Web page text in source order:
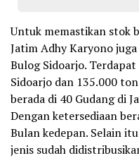
Untuk memastikan stok
Jatim Adhy Karyono
Bulog Sidoarjo.
Sidoarjo dan 135.000
berada di 40 Gudang di
Dengan ketersediaan
Bulan kedepan. Selain
jenis sudah